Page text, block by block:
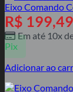
Eixo Comando
R$ 199,49
Em até 10x
Pix
Adicionar ao